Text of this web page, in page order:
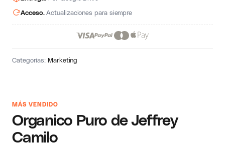
MÁS VENDIDO
Organico Puro de Jeffrey
Camilo
Acceso.Actualizaciones para siempre
Categorías:Marketing